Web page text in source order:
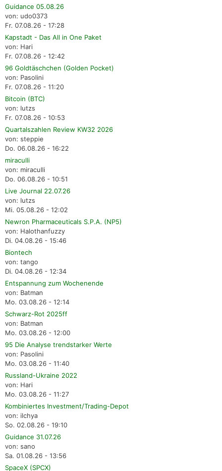
Guidance 05.08.26
von: udo0373
Fr. 07.08.26 - 17:28
Kapstadt - Das All in One Paket
von: Hari
Fr. 07.08.26 - 12:42
96 Goldtäschchen (Golden Pocket)
von: Pasolini
Fr. 07.08.26 - 11:20
Bitcoin (BTC)
von: lutzs
Fr. 07.08.26 - 10:53
Quartalszahlen Review KW32 2026
von: steppie
Do. 06.08.26 - 16:22
miraculli
von: miraculli
Do. 06.08.26 - 10:51
Live Journal 22.07.26
von: lutzs
Mi. 05.08.26 - 12:02
Newron Pharmaceuticals S.P.A. (NP5)
von: Halothanfuzzy
Di. 04.08.26 - 15:46
Biontech
von: tango
Di. 04.08.26 - 12:34
Entspannung zum Wochenende
von: Batman
Mo. 03.08.26 - 12:14
Schwarz-Rot 2025ff
von: Batman
Mo. 03.08.26 - 12:00
95 Die Analyse trendstarker Werte
von: Pasolini
Mo. 03.08.26 - 11:40
Russland-Ukraine 2022
von: Hari
Mo. 03.08.26 - 11:27
Kombiniertes Investment/Trading-Depot
von: ilchya
So. 02.08.26 - 19:10
Guidance 31.07.26
von: sano
Sa. 01.08.26 - 13:56
SpaceX (SPCX)